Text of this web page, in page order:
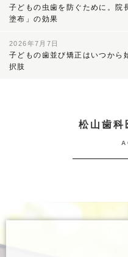
子どもの虫歯を防ぐために。院
塗布」の効果
2026年7月7日
子どもの歯並び矯正はいつから
択肢
松山歯科